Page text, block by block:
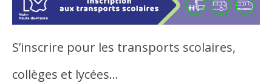
S’inscrire pour les transports scolaires,
collèges et lycées…